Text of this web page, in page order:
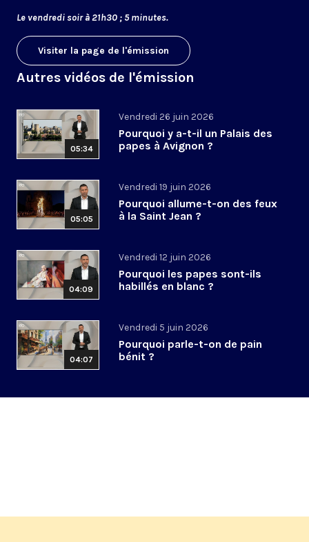
Le vendredi soir à 21h30 ; 5 minutes.
Visiter la page de l'émission
Autres vidéos de l'émission
05:34
Vendredi 26 juin 2026
Pourquoi y a-t-il un Palais des
papes à Avignon ?
05:05
Vendredi 19 juin 2026
Pourquoi allume-t-on des feux
à la Saint Jean ?
04:09
Vendredi 12 juin 2026
Pourquoi les papes sont-ils
habillés en blanc ?
04:07
Vendredi 5 juin 2026
Pourquoi parle-t-on de pain
bénit ?